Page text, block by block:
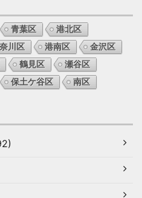
青葉区
港北区
川区 港南区
金沢区
鶴見区
瀬谷区
保土ケ谷区 南区